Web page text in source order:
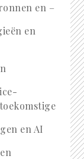
en –
en
en AI